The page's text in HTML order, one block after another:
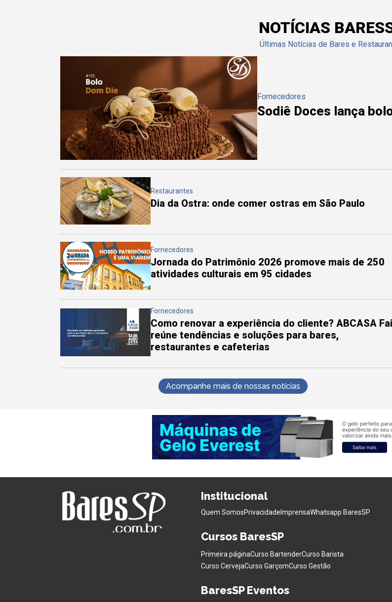
NOTÍCIAS
Últimas Notícias de Bares e
Fornecedores
Sodiê Doces lança
Restaurantes
Dia da Ostra: onde comer ostras em São Paulo
Fornecedores
Jornada do Patrimônio 2026 promove mais de 250
atividades culturais em 95 cidades
Fornecedores
Como renovar a experiência do cliente? ABCASA
reúne tendências e soluções para bares,
restaurantes e cafeterias
Acompanhe mais de nossas notícias
Institucional
Quem SomosPrivacidadeImprensaWhatsapp BaresSP
Cursos BaresSP
Primeira páginaCurso BartenderCurso Barista
Curso CervejaCurso GarçomCurso Gestão
BaresSP Eventos